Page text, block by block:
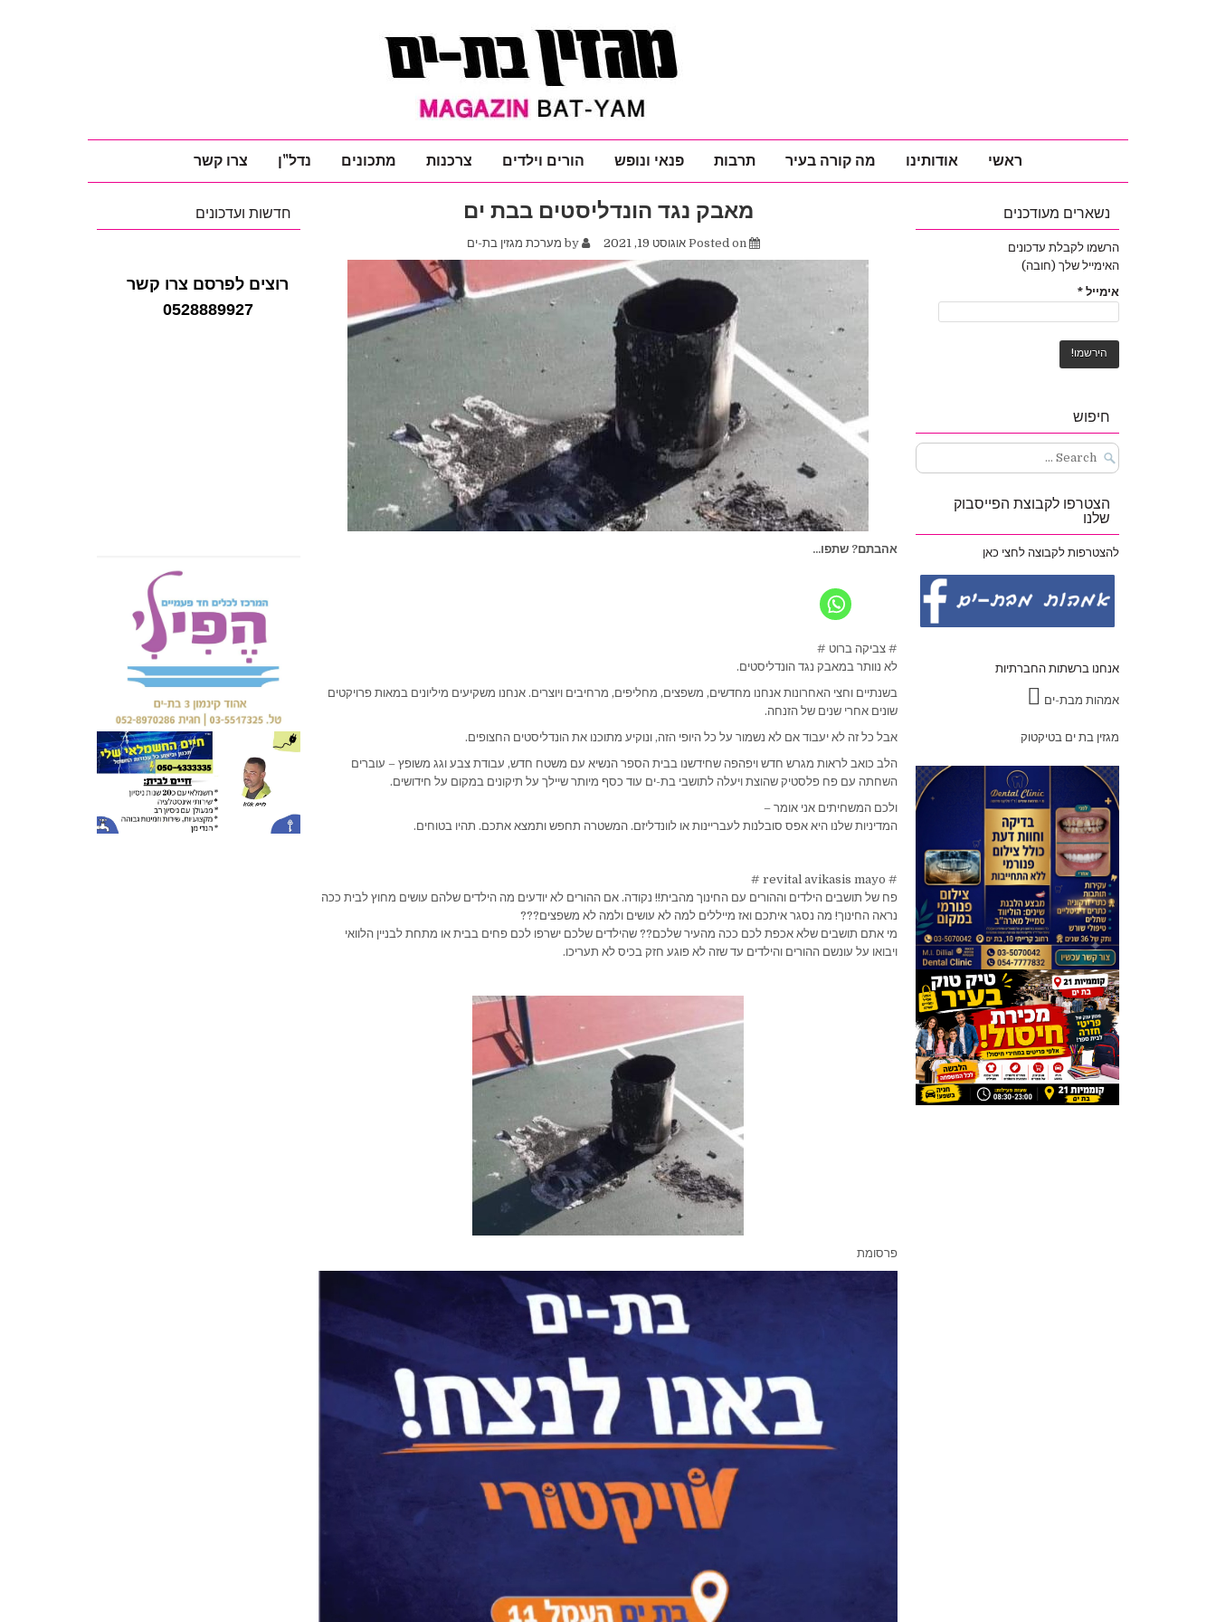
ראשי אודותינו מה קורה בעיר תרבות פנאי ונופש הורים וילדים צרכנות מתכונים נדל"ן צרו קשר
מאבק נגד הונדליסטים בבת ים
אוגוסט 19, 2021 מערכת מגזין בת-ים
אהבתם? שתפו...
# צביקה ברוט #
לא נוותר במאבק נגד הונדליסטים.
בשנתיים וחצי האחרונות אנחנו מחדשים, משפצים, מחליפים, מרחיבים ויוצרים. אנחנו משקיעים מיליונים במאות פרויקטים
שונים אחרי שנים של הזנחה.
אבל כל זה לא יעבוד אם לא נשמור על כל היופי הזה, ונוקיע מתוכנו את הונדליסטים החצופים.
הלב כואב לראות מגרש חדש ויפהפה שחידשנו בבית הספר הנשיא עם משטח חדש, עבודת צבע וגג משופץ – עוברים
השחתה עם פח פלסטיק שהוצת ויעלה לתושבי בת-ים עוד כסף מיותר שיילך על תיקונים במקום על חידושים.
ולכם המשחיתים אני אומר –
המדיניות שלנו היא אפס סובלנות לעבריינות או לוונדליזם. המשטרה תחפש ותמצא אתכם. תהיו בטוחים.
# revital avikasis mayo #
פח של תושבים הילדים וההורים עם החינוך מהבית!! נקודה. אם ההורים לא יודעים מה הילדים שלהם עושים מחוץ לבית ככה
נראה החינוך! מה נסגר איתכם ואז מייללים למה לא עושים ולמה לא משפצים???
מי אתם תושבים שלא אכפת לכם ככה מהעיר שלכם?? שהילדים שלכם ישרפו לכם פחים בבית או מתחת לבניין הלוואי
ויבואו על עונשם ההורים והילדים עד שזה לא פוגע חזק בכיס לא תעריכו.
פרסומת
חדשות ועדכונים
רוצים לפרסם צרו קשר
0528889927
נשארים מעודכנים
הרשמו לקבלת עדכונים
האימייל שלך (חובה)
אימייל *
חיפוש
Search
for:
הצטרפו לקבוצת הפייסבוק
שלנו
להצטרפות לקבוצה לחצי כאן
אנחנו ברשתות החברתיות
אמהות מבת-ים
מגזין בת ים בטיקטוק